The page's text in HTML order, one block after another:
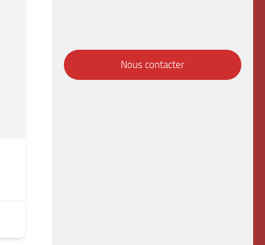
Nous contacter